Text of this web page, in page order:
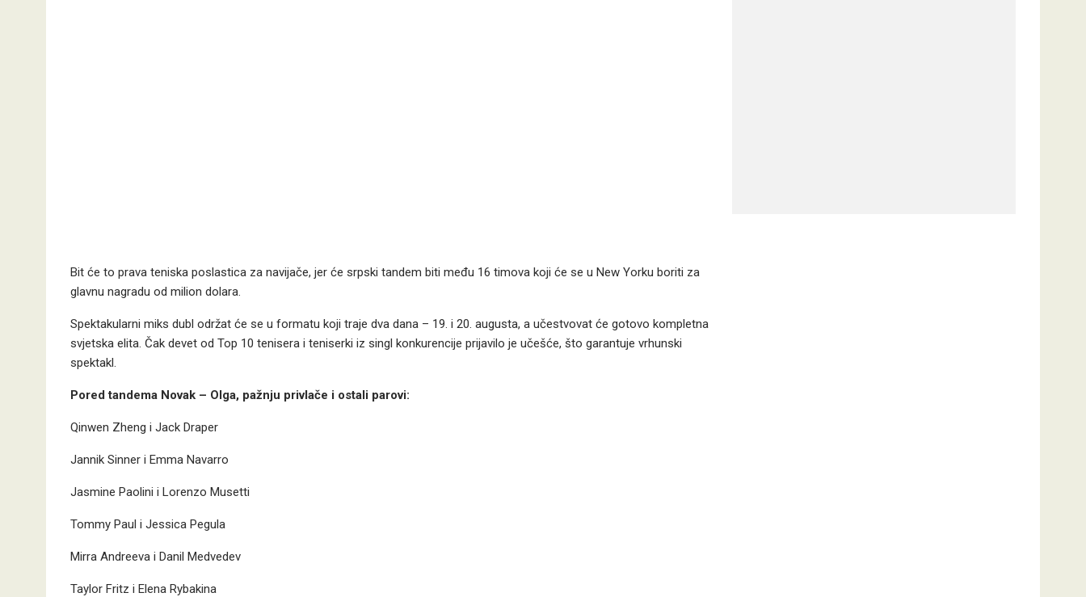
Bit će to prava teniska poslastica za navijače, jer će srpski tandem biti među 16 timova koji će se u New Yorku boriti za
glavnu nagradu od milion dolara.
Spektakularni miks dubl održat će se u formatu koji traje dva dana – 19. i 20. augusta, a učestvovat će gotovo kompletna
svjetska elita. Čak devet od Top 10 tenisera i teniserki iz singl konkurencije prijavilo je učešće, što garantuje vrhunski
spektakl.
Pored tandema Novak – Olga, pažnju privlače i ostali parovi:
Qinwen Zheng i Jack Draper
Jannik Sinner i Emma Navarro
Jasmine Paolini i Lorenzo Musetti
Tommy Paul i Jessica Pegula
Mirra Andreeva i Danil Medvedev
Taylor Fritz i Elena Rybakina